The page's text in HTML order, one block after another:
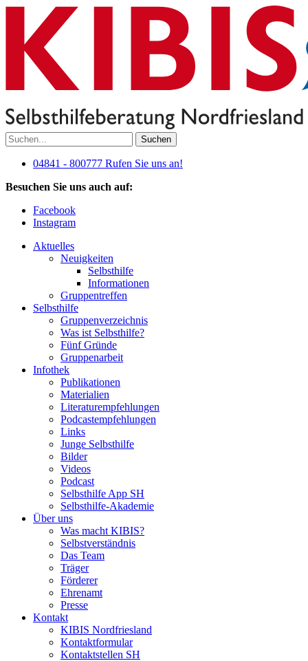
Suchen
04841 - 800777 Rufen Sie uns an!
Besuchen Sie uns auch auf:
Facebook
Instagram
Aktuelles
Neuigkeiten
Selbsthilfe
Informationen
Gruppentreffen
Selbsthilfe
Gruppenverzeichnis
Was ist Selbsthilfe?
Fünf Gründe
Gruppenarbeit
Infothek
Publikationen
Materialien
Literaturempfehlungen
Podcastempfehlungen
Links
Junge Selbsthilfe
Bilder
Videos
Podcast
Selbsthilfe App SH
Selbsthilfe-Akademie
Über uns
Was macht KIBIS?
Selbstverständnis
Das Team
Träger
Förderer
Ehrenamt
Presse
Kontakt
KIBIS Nordfriesland
Kontaktformular
Kontaktstellen SH